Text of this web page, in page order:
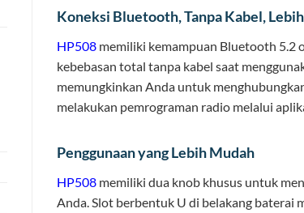
Koneksi Bluetooth, Tanpa Kabel,
HP508 memiliki kemampuan Bluetooth 5.2
kebebasan total tanpa kabel saat
memungkinkan Anda untuk
melakukan pemrograman radio melalui
Penggunaan yang Lebih Mudah
HP508 memiliki dua knob khusus untuk
Anda. Slot berbentuk U di belakang baterai